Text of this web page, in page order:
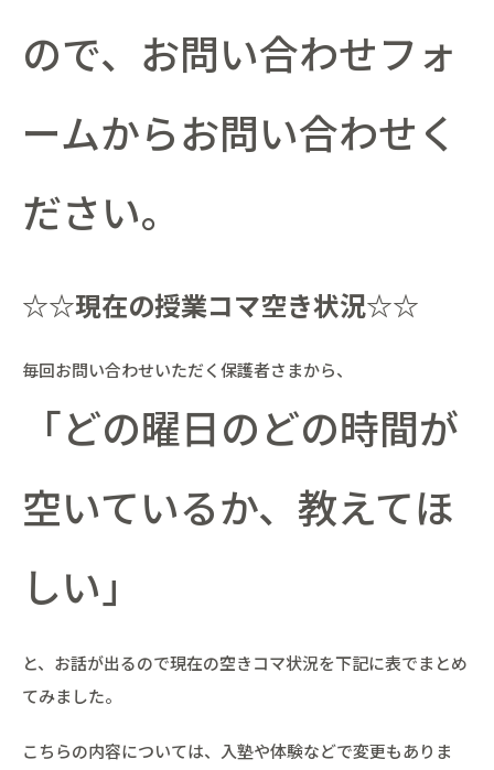
ので、お問い合わせフォ
ームからお問い合わせく
ださい。
☆☆現在の授業コマ空き状況☆☆
毎回お問い合わせいただく保護者さまから、
「どの曜日のどの時間が
空いているか、教えてほ
しい」
と、お話が出るので現在の空きコマ状況を下記に表でまとめ
てみました。
こちらの内容については、入塾や体験などで変更もありま